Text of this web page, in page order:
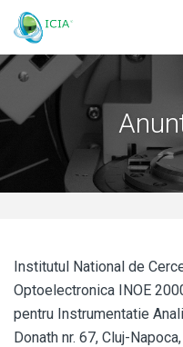
Institutul National de
Optoelectronica INOE
pentru Instrumentatie
Donath nr. 67, Cluj-